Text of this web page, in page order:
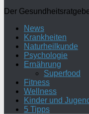
Der
News
Krankheiten
Naturheilkunde
Psychologie
Ernährung
Superfood
Fitness
Wellness
Kinder und
5 Tipps